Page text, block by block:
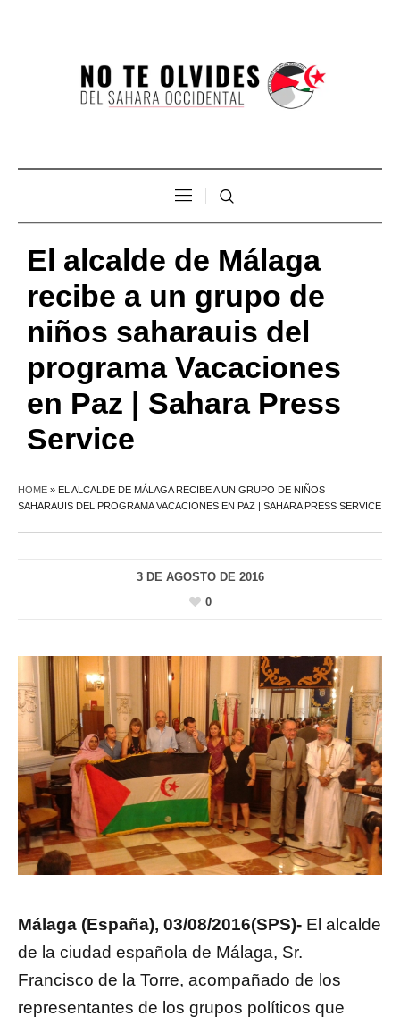
El alcalde de Málaga
recibe a un grupo de
niños saharauis del
programa Vacaciones
en Paz | Sahara Press
Service
HOME » EL ALCALDE DE MÁLAGA RECIBE A UN GRUPO DE NIÑOS
SAHARAUIS DEL PROGRAMA VACACIONES EN PAZ | SAHARA PRESS SERVICE
3 DE AGOSTO DE 2016
0
Málaga (España), 03/08/2016(SPS)- El alcalde
de la ciudad española de Málaga, Sr.
Francisco de la Torre, acompañado de los
representantes de los grupos políticos que